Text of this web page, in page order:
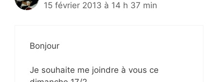
15 février 2013 à 14 h 37 min
Bonjour
Je souhaite me joindre à vous ce